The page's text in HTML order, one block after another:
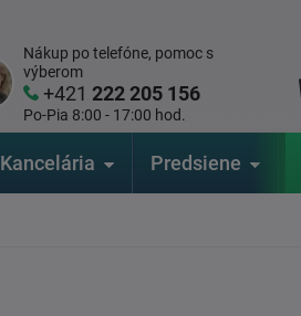
Nákup po telefóne, pomoc s
výberom
+421222 205 156
Po-Pia 8:00 - 17:00 hod.
Kancelária Predsiene